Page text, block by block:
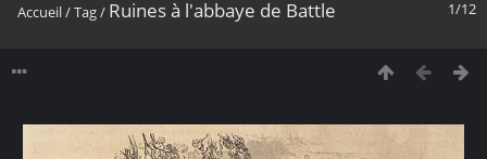
1/12
Accueil/Tag/ Ruines à l'abbaye de Battle